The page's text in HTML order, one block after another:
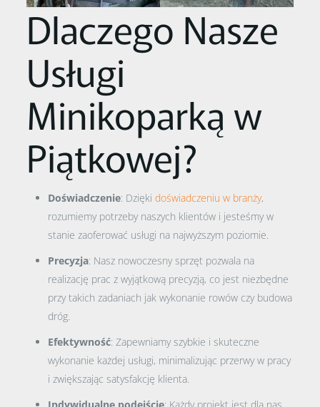
Dlaczego Nasze
Usługi
Minikoparką w
Piątkowej?
Doświadczenie: Dzięki doświadczeniu w branży,
rozumiemy potrzeby naszych klientów i jesteśmy w
stanie zaoferować usługi na najwyższym poziomie.
Precyzja: Nasz nowoczesny sprzęt pozwala na
realizację prac z wyjątkową precyzją, co jest niezbędne
przy takich zadaniach jak wykonanie rowów czy budowa
dróg.
Efektywność: Zapewniamy szybkie i skuteczne
wykonanie każdej usługi, minimalizując przerwy w pracy
i zwiększając satysfakcję klienta.